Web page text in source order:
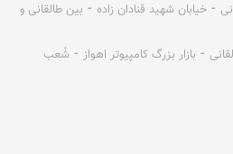
⁃ خیابان شهید قنادان زاده ⁃ بین طالقانی و
⁃ بازار بزرگ کامپیوتر اهواز ⁃ شُعب